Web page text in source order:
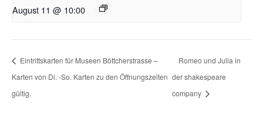
August 11 @ 10:00
Eintrittskarten für Museen Böttcherstrasse –
Karten von Di. -So. Karten zu den Öffnungszeiten
gültig.
Romeo und Julia in
der shakespeare
company